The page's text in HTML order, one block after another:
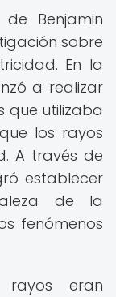
Benjamin
sobre
En la
a realizar
que utilizaba
los rayos
A través de
establecer
de la
fenómenos
rayos eran